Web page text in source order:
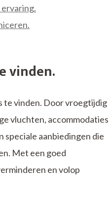
vinden.
te vinden. Door vroegtijdig
vluchten, accommodaties
aanbiedingen die
Met een goed
en volop